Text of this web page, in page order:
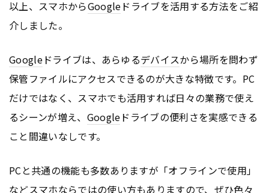
以上、スマホからGoogleドライブを活用する方法をご紹
介しました。
Googleドライブは、あらゆるデバイスから場所を問わず
保管ファイルにアクセスできるのが大きな特徴です。PC
だけではなく、スマホでも活用すれば日々の業務で使え
るシーンが増え、 Googleドライブの便利さを実感できる
こと間違いなしです。
PCと共通の機能も多数ありますが「オフラインで使用」
などスマホならではの使い方もありますので、ぜひ色々